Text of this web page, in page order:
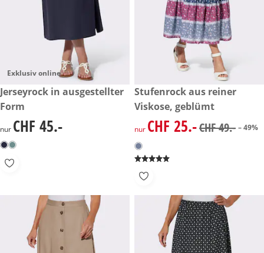
Exklusiv online
CHF 45.-
Jerseyrock in ausgestellter
Form
CHF 45.-
nur CHF 45.-
reduzierter Preis CHF 25.-,
-49%
Stufenrock aus reiner
Viskose, geblümt
reduzierter Preis CHF 25.-,
nur CHF 25.-CHF 49.- – 49%